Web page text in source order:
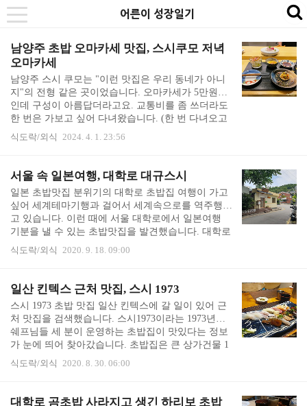
본
내
카
toggle
어른이 성장일기
남양주 초밥 오마카세 맛집, 스시쿠모 저녁
오마카세
남양주 스시 쿠모는 "이런 맛집은 우리 동네가 아니
지"의 전형 같은 곳이었습니다. 오마카세가 5만원대
인데 구성이 아름답더라고요. 교통비를 좀 쓰더라도
한 번은 가보고 싶어 다녀왔습니다. (한 번 다녀오고
맘에 들어 서울 사시는 부모님 모시고도 가고, 혼자
도 가고, 꽤 여러 번 재방문했습니다) 이 사진은 처음
따뜻한 차를 준비해주십니다. 이미 자리에는 식기가
준비되어 있습니다. (예약 손님만 받습니다) 속을 달
래면서 입안을 행복하게 해 줄 음식들이 가득 차려집
니다. 샐러드, 계란찜(자완무시), 아뮤즈부쉬, 회를
주시면서 코스가 시작됩니다. 아뮤즈부쉬 잘 숙성된
회 전복찜과 밥 버터 맛 감도는 조개국 이어서 초밥
이 나오기 시작합니다. 간장을 발라주시기도 하..
식도락/외식 2024. 4. 1. 23:56
서울 속 일본여행, 대학로 대규스시
일본 초밥맛집 분위기의 대학로 초밥집 여행이 가고
싶어 세계테마기행과 걸어서 세계속으로를 역주행하
고 있습니다. 이런 때에 서울 대학로에서 일본여행
기분을 낼 수 있는 초밥맛집을 발견했습니다. 대학로
의 초밥 잘하는 집 추천해 달라고 부탁해서 알게 된
집인데, 외관까지 이렇게 아기자기할 줄은 몰랐습니
화가인데, 불과 몇 발자국 안에 이런 목가적 풍경이
있었어요. 일본 초밥맛집처럼 꾸민 외관과 주변의 단
독주택이 있는 조용한 골목에 들어서자, 잠깐 일본에
여행 온 기분이었습니다. 촬영중 금연건물이라는 큰
글씨가 한국 번화가라는 것을 일깨워주지만, 그래도
좋았습니다. 여행와서 인증샷 찍듯 대규스시 앞에서
사진 많이 찍으시던데, 저는 혼자 가서 찍어줄 사람
식도락/외식 2020. 9. 18. 09:00
일산 킨텍스 근처 맛집, 스시 1973
스시 1973 초밥 맛집 일산 킨텍스에 갈 일이 있어 근
처 맛집을 검색했습니다. 스시1973이라는 1973년생
쉐프님들 세 분이 운영하는 초밥집이 맛있다는 정보
가 눈에 띄어 찾아갔습니다. 초밥집은 큰 상가건물 1
층에 있는데, 주차장은 위로 올라가는 구조라 차를
대고 엘리베이터를 타고 1층으로 내려왔습니다. 딱 1
다. 제가 주문한 이후에도 계속 손님들이 들어오고
식도락/외식 2020. 8. 30. 06:00
대학로 곰초밥 사라지고 생긴 하리보 초밥